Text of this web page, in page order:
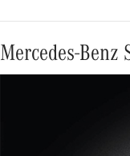
Mercedes-Benz